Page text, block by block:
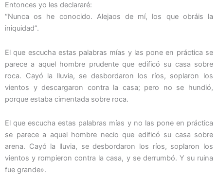
Entonces yo les declararé:
“Nunca os he conocido. Alejaos de mí, los que obráis la
iniquidad”.
El que escucha estas palabras mías y las pone en práctica se
parece a aquel hombre prudente que edificó su casa sobre
roca. Cayó la lluvia, se desbordaron los ríos, soplaron los
vientos y descargaron contra la casa; pero no se hundió,
porque estaba cimentada sobre roca.
El que escucha estas palabras mías y no las pone en práctica
se parece a aquel hombre necio que edificó su casa sobre
arena. Cayó la lluvia, se desbordaron los ríos, soplaron los
vientos y rompieron contra la casa, y se derrumbó. Y su ruina
fue grande».